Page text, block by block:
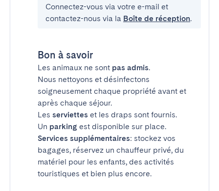
Connectez-vous via votre e-mail et
contactez-nous via la Boîte de réception.
Bon à savoir
Les animaux ne sont pas admis.
Nous nettoyons et désinfectons
soigneusement chaque propriété avant et
après chaque séjour.
Les serviettes et les draps sont fournis.
Un parking est disponible sur place.
Services supplémentaires: stockez vos
bagages, réservez un chauffeur privé, du
matériel pour les enfants, des activités
touristiques et bien plus encore.